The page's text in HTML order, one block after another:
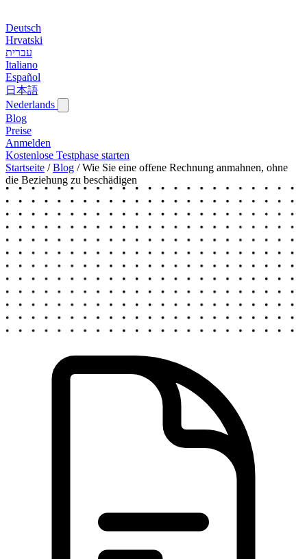
Deutsch
Hrvatski
עברית
Italiano
Español
日本語
Nederlands
Blog‎
Preise
Anmelden
Kostenlose Testphase starten
Startseite / Blog‎ / Wie Sie eine offene Rechnung anmahnen, ohne
die Beziehung zu beschädigen